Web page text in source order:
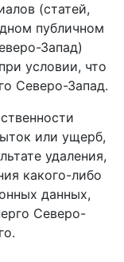
(статей,
публичном
Запад)
условии, что
Северо-Запад.
или ущерб,
удаления,
какого-либо
данных,
Северо-